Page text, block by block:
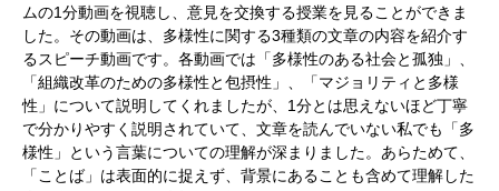
ムの1分動画を視聴し、意見を交換する授業を見ることができま
した。その動画は、多様性に関する3種類の文章の内容を紹介す
るスピーチ動画です。各動画では「多様性のある社会と孤独」、
「組織改革のための多様性と包摂性」、「マジョリティと多様
性」について説明してくれましたが、1分とは思えないほど丁寧
で分かりやすく説明されていて、文章を読んでいない私でも「多
様性」という言葉についての理解が深まりました。あらためて、
「ことば」は表面的に捉えず、背景にあることも含めて理解した